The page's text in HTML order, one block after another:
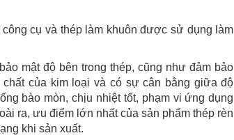
cụ và thép làm khuôn được sử dụng làm
mật độ bên trong thép, cũng như đảm bảo
của kim loại và có sự cân bằng giữa độ
bào mòn, chịu nhiệt tốt, phạm vi ứng dụng
ra, ưu điểm lớn nhất của sản phẩm thép rèn
khi sản xuất.